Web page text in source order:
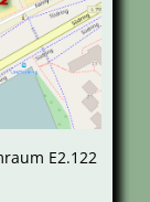
E2.122